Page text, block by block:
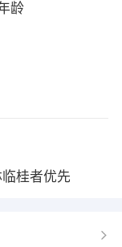
龄
桂者优先